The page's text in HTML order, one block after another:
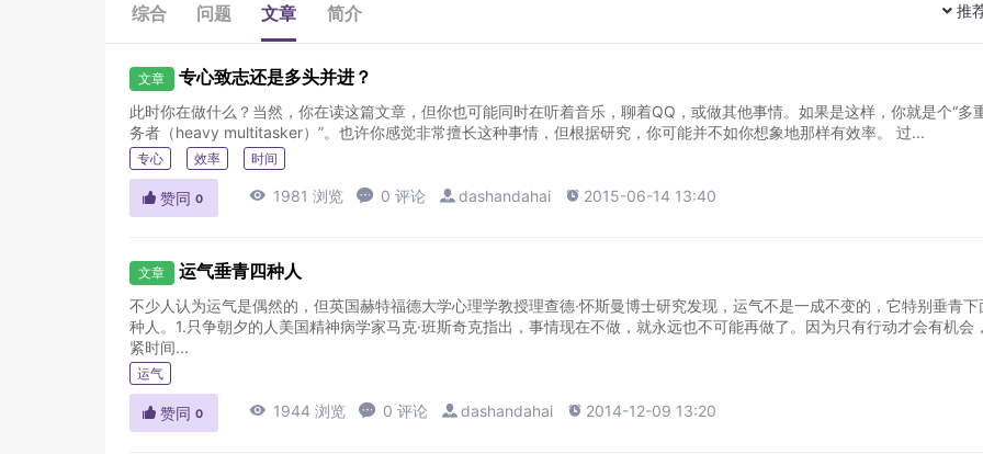
综合 问题 文章 简介 推
文章 专心致志还是多头并进？
此时你在做什么？当然，你在读这篇文章，但你也可能同时在听着音乐，聊着QQ，或做其他事情。如果是这样，你就是个“多
务者（heavy multitasker）”。也许你感觉非常擅长这种事情，但根据研究，你可能并不如你想象地那样有效率。 过...
专心 效率 时间
 赞同 0  1981 浏览  0 评论  dashandahai  2015-06-14 13:40
文章 运气垂青四种人
不少人认为运气是偶然的，但英国赫特福德大学心理学教授理查德·怀斯曼博士研究发现，运气不是一成不变的，它特别垂青
种人。1.只争朝夕的人美国精神病学家马克·班斯奇克指出，事情现在不做，就永远也不可能再做了。因为只有行动才会有机会
紧时间...
运气
 赞同 0  1944 浏览  0 评论  dashandahai  2014-12-09 13:20